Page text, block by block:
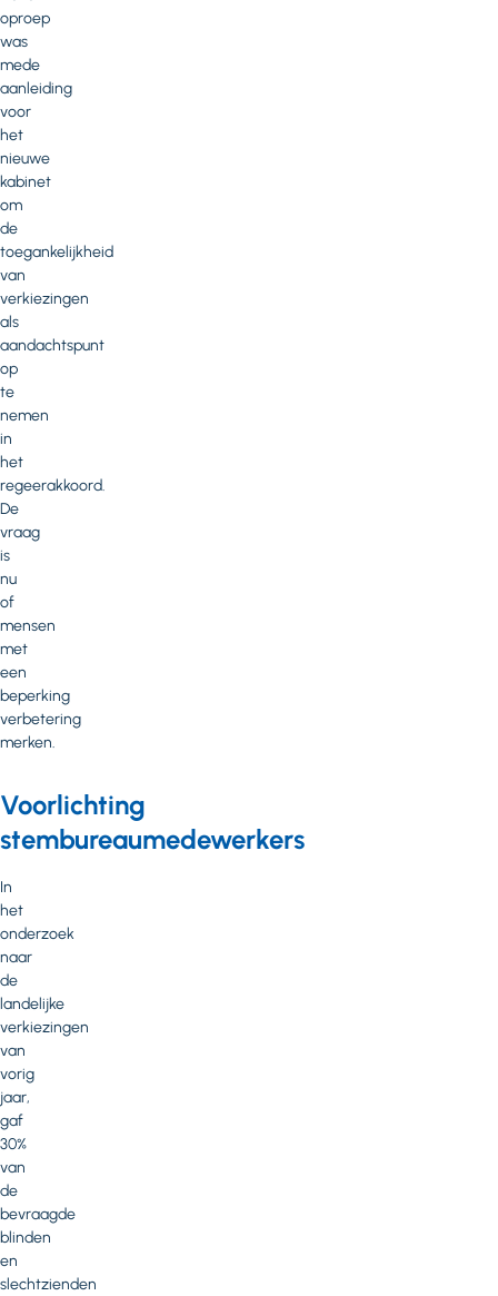
oproep
was
mede
aanleiding
voor
het
nieuwe
kabinet
om
de
toegankelijkheid
van
verkiezingen
als
aandachtspunt
op
te
nemen
in
het
regeerakkoord.
De
vraag
is
nu
of
mensen
met
een
beperking
verbetering
merken.
Voorlichting
stembureaumedewerkers
In
het
onderzoek
naar
de
landelijke
verkiezingen
van
vorig
jaar,
gaf
30%
van
de
bevraagde
blinden
en
slechtzienden